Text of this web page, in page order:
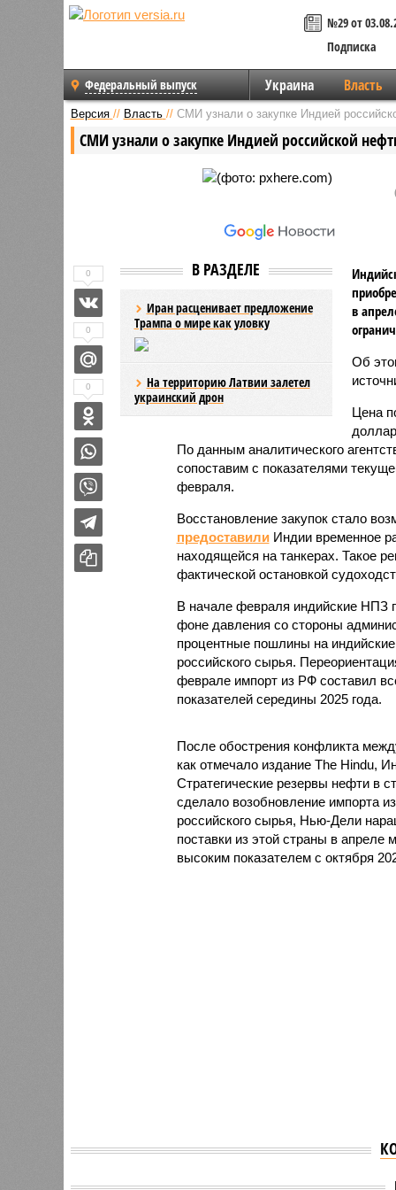
№29 от
Подписка
Федеральный выпуск Украина Власть
Версия // Власть // СМИ узнали о закупке Индией
СМИ узнали о закупке Индией российской
В РАЗДЕЛЕ
Иран расценивает предложение
Трампа о мире как уловку
На территорию Латвии залетел
украинский дрон
в
Об
Цена
По данным аналитического
сопоставим с показателями
февраля.
Восстановление закупок стало
предоставилиИндии временное
находящейся на танкерах. Такое
фактической остановкой
В начале февраля индийские НПЗ
фоне давления со стороны
процентные пошлины на
российского сырья.
феврале импорт из РФ составил
показателей середины 2025 года.
После обострения конфликта
как отмечало издание The Hindu,
Стратегические резервы нефти в
сделало возобновление импорта
российского сырья, Нью-Дели
поставки из этой страны в апреле
высоким показателем с октября
0
0
0
Reuters узнал о